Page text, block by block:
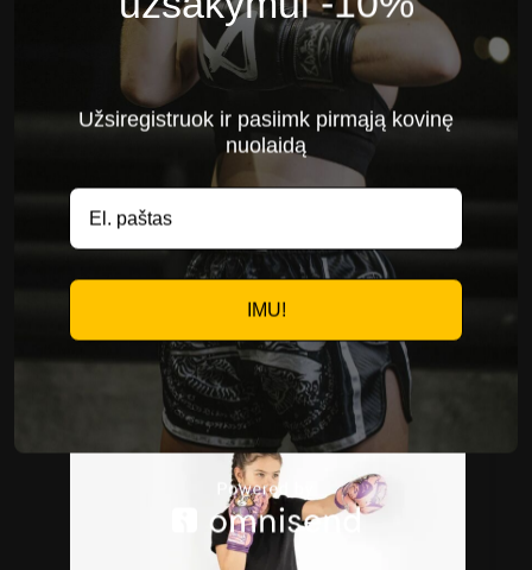
Užsiregistruok ir pasiimk pirmąją kovinę
nuolaidą
IMU!